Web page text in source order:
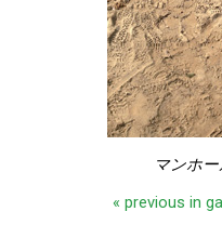
マンホ
« previous in